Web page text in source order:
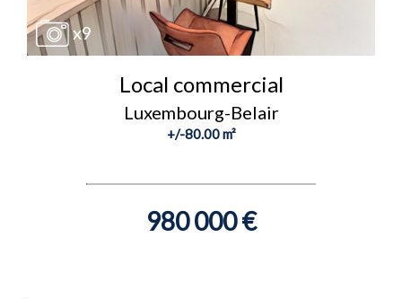
x9
Local commercial
Luxembourg-Belair
+/-80.00 m²
980 000 €